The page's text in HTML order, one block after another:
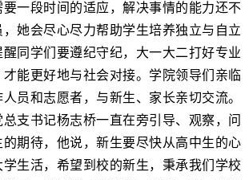
一段时间的适应，解决事情的能力还不
她会尽心尽力帮助学生培养独立与自立
同学们要遵纪守纪，大一大二打好专业
能更好地与社会对接。 学院领导们亲临
员和志愿者，与新生、家长亲切交流。
支书记杨志桥一直在旁引导、观察，问
期待，他说，新生要尽快从高中生的心
生活，希望到校的新生，秉承我们学校